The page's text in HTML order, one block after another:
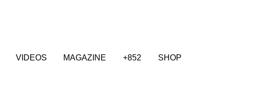
VIDEOS MAGAZINE +852 SHOP